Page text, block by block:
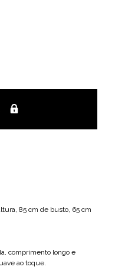
85 cm de busto, 65 cm
comprimento longo e
ao toque.